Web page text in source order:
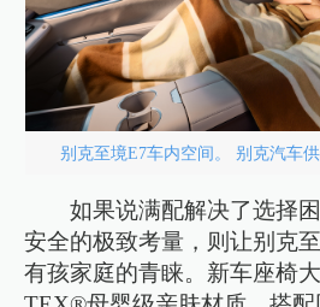
别克至境E7车内空间。 别克汽车
如果说满配解决了选择
安全的极致考量，则让别克
有孩家庭的青睐。新车座椅